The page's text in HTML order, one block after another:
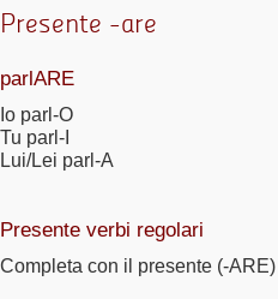
Presente -are
parlARE
Io parl-O
Tu parl-I
Lui/Lei parl-A
Presente verbi regolari
Completa con il presente (-ARE)